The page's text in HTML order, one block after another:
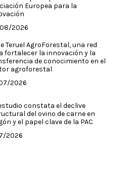
Europea para la
2026
Teruel AgroForestal, una red
fortalecer la innovación y la
de conocimiento en el
agroforestal
2026
constata el declive
del ovino de carne en
y el papel clave de la PAC
2026